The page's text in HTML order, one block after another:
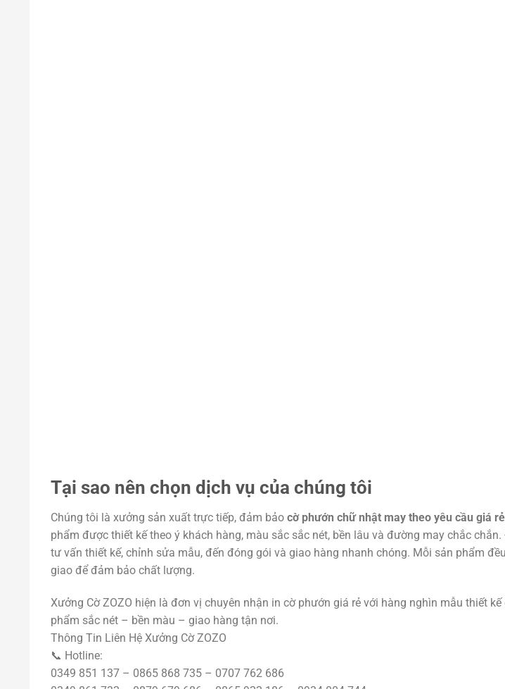
Tại sao nên chọn dịch vụ của chúng tôi
Chúng tôi là xưởng sản xuất trực tiếp, đảm bảo cờ phướn chữ nhật may theo yêu cầu giá
phẩm được thiết kế theo ý khách hàng, màu sắc sắc nét, bền lâu và đường may chắc
tư vấn thiết kế, chỉnh sửa mẫu, đến đóng gói và giao hàng nhanh chóng. Mỗi sản phẩm
giao để đảm bảo chất lượng.
Xưởng Cờ ZOZO hiện là đơn vị chuyên nhận in cờ phướn giá rẻ với hàng nghìn mẫu thiết
phẩm sắc nét – bền màu – giao hàng tận nơi.
Thông Tin Liên Hệ Xưởng Cờ ZOZO
📞 Hotline:
0349 851 137 – 0865 868 735 – 0707 762 686